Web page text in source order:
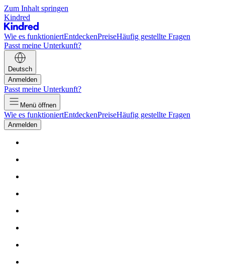
Zum Inhalt springen
Kindred
Wie es funktioniertEntdeckenPreiseHäufig gestellte Fragen
Passt meine Unterkunft?
Deutsch
Anmelden
Passt meine Unterkunft?
Menü öffnen
Wie es funktioniertEntdeckenPreiseHäufig gestellte Fragen
Anmelden